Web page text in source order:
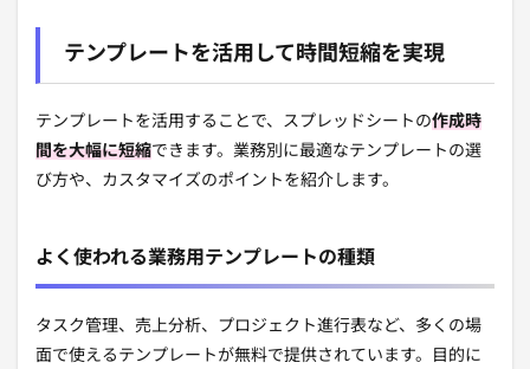
テンプレートを活用して時間短縮を実現
テンプレートを活用することで、スプレッドシートの作成時
間を大幅に短縮できます。業務別に最適なテンプレートの選
び方や、カスタマイズのポイントを紹介します。
よく使われる業務用テンプレートの種類
タスク管理、売上分析、プロジェクト進行表など、多くの場
面で使えるテンプレートが無料で提供されています。目的に